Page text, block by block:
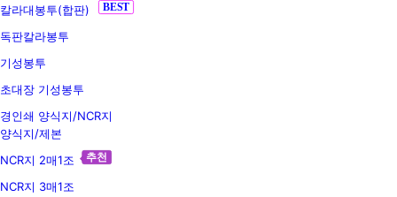
칼라대봉투(합판)
BEST
독판칼라봉투
기성봉투
초대장 기성봉투
경인쇄 양식지/NCR지
양식지/제본
NCR지 2매1조
추천
NCR지 3매1조